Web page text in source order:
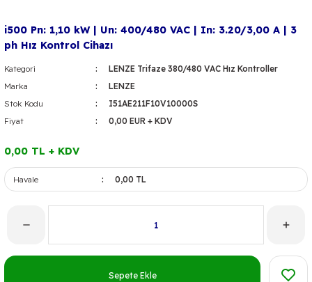
i500 Pn: 1,10 kW | Un: 400/480 VAC | In: 3.20/3,00 A | 3
ph Hız Kontrol Cihazı
Kategori
LENZE Trifaze 380/480 VAC Hız Kontroller
Marka
LENZE
Stok Kodu
I51AE211F10V10000S
Fiyat
0,00 EUR + KDV
0,00 TL + KDV
Havale 0,00 TL
Sepete Ekle